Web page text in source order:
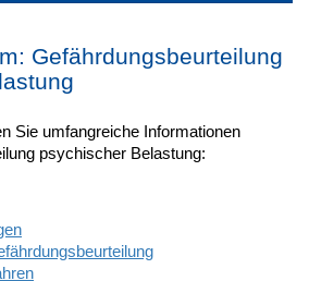
Gefährdungsbeurteilung
Sie umfangreiche Informationen
psychischer Belastung: